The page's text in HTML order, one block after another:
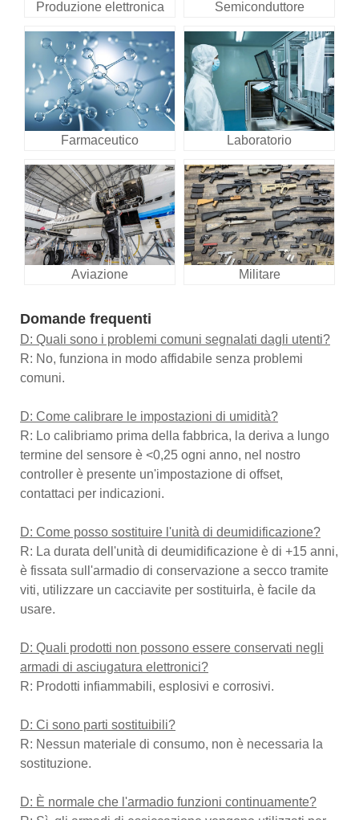
Produzione elettronica Semiconduttore
Farmaceutico Laboratorio
Aviazione Militare
Domande frequenti
D: Quali sono i problemi comuni segnalati dagli utenti?
R: No, funziona in modo affidabile senza problemi
comuni.
D: Come calibrare le impostazioni di umidità?
R: Lo calibriamo prima della fabbrica, la deriva a lungo
termine del sensore è <0,25 ogni anno, nel nostro
controller è presente un'impostazione di offset,
contattaci per indicazioni.
D: Come posso sostituire l'unità di deumidificazione?
R: La durata dell'unità di deumidificazione è di +15 anni,
è fissata sull'armadio di conservazione a secco tramite
viti, utilizzare un cacciavite per sostituirla, è facile da
usare.
D: Quali prodotti non possono essere conservati negli
armadi di asciugatura elettronici?
R: Prodotti infiammabili, esplosivi e corrosivi.
D: Ci sono parti sostituibili?
R: Nessun materiale di consumo, non è necessaria la
sostituzione.
D: È normale che l'armadio funzioni continuamente?